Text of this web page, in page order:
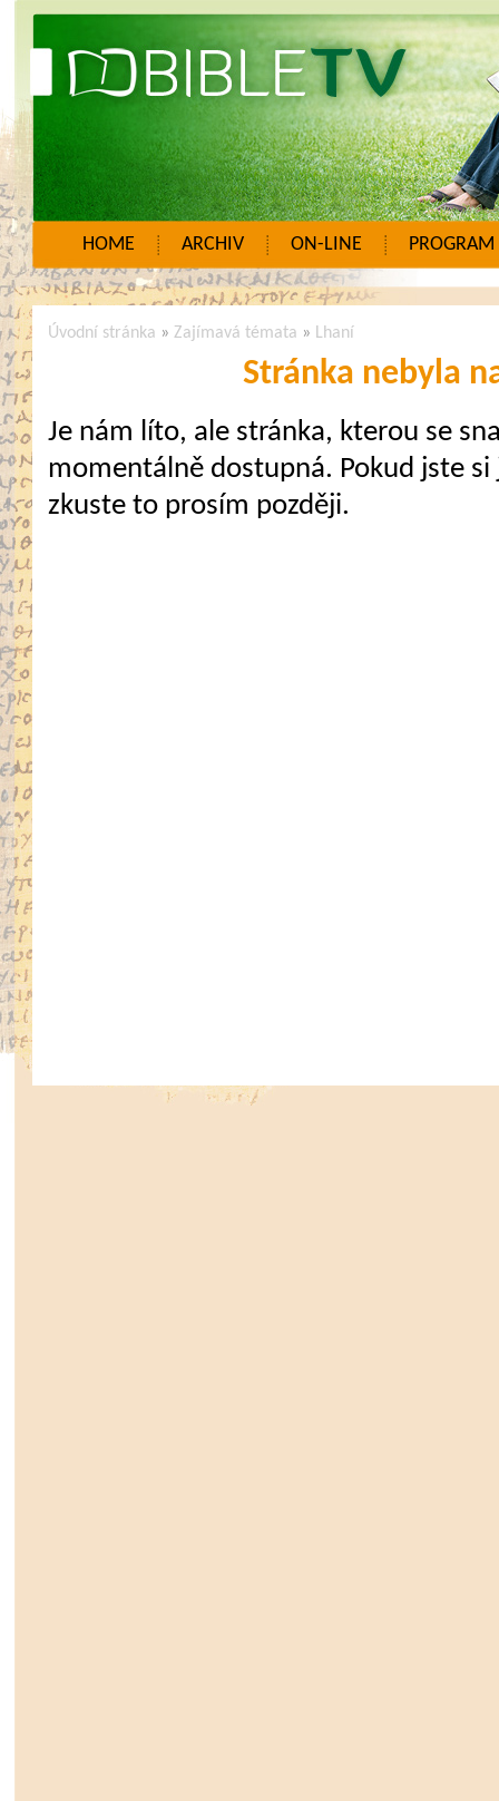
HOME ARCHIV ON-LINE PROGRAM
Úvodní stránka »Zajímavá témata » Lhaní
Stránka nebyla
Je nám líto, ale stránka, kterou se
momentálně dostupná. Pokud jste
zkuste to prosím později.